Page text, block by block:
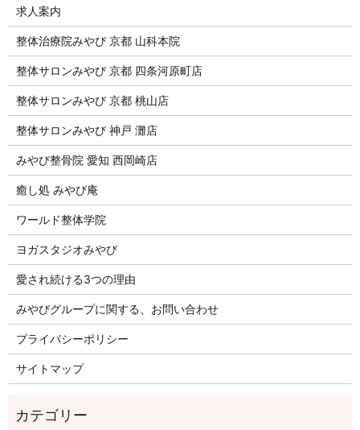
求人案内
整体治療院みやび 京都 山科本院
整体サロンみやび 京都 四条河原町店
整体サロンみやび 京都 桃山店
整体サロンみやび 神戸 灘店
みやび整骨院 愛知 西岡崎店
癒し処 みやび庵
ワールド整体学院
ヨガスタジオみやび
愛され続ける3つの理由
みやびグループに関する、お問い合わせ
プライバシーポリシー
サイトマップ